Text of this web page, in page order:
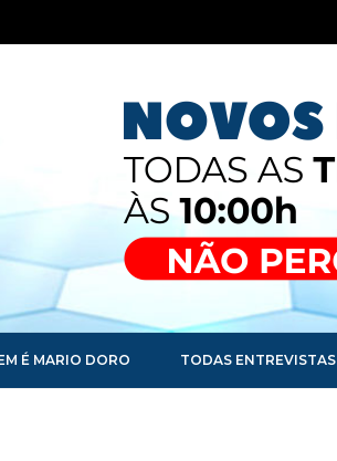
É MARIO DORO TODAS ENTREVISTAS